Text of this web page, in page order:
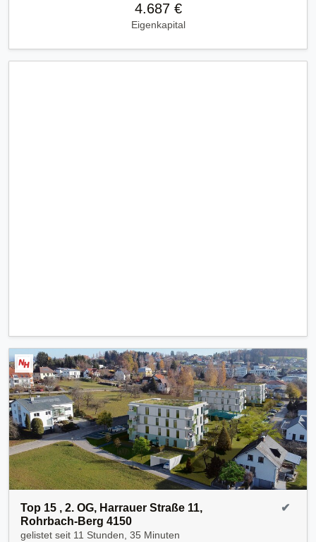
4.687 €
Eigenkapital
Top 15 , 2. OG, Harrauer Straße 11,
Rohrbach-Berg 4150
gelistet seit 11 Stunden, 35 Minuten
✔